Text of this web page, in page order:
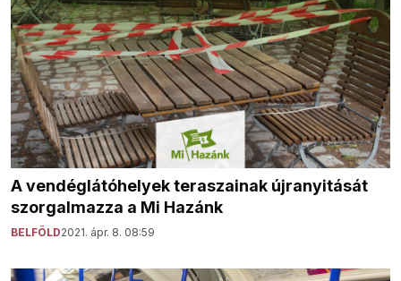
A vendéglátóhelyek teraszainak újranyitását
szorgalmazza a Mi Hazánk
BELFÖLD2021. ápr. 8. 08:59